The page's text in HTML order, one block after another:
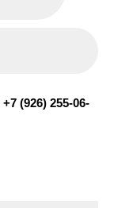
+7 (926) 255-06-